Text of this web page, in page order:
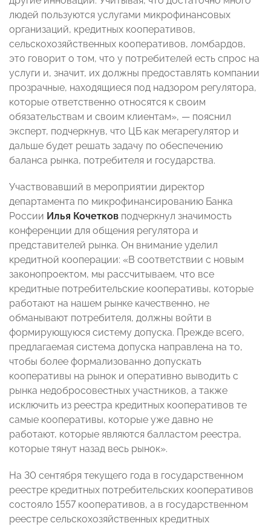
людей пользуются услугами микрофинансовых
организаций, кредитных кооперативов,
сельскохозяйственных кооперативов, ломбардов,
это говорит о том, что у потребителей есть спрос на
услуги и, значит, их должны предоставлять компании
прозрачные, находящиеся под надзором регулятора,
которые ответственно относятся к своим
обязательствам и своим клиентам», — пояснил
эксперт, подчеркнув, что ЦБ как мегарегулятор и
дальше будет решать задачу по обеспечению
баланса рынка, потребителя и государства.
Участвовавший в мероприятии директор
департамента по микрофинансированию Банка
России Илья Кочетков подчеркнул значимость
конференции для общения регулятора и
представителей рынка. Он внимание уделил
кредитной кооперации: «В соответствии с новым
законопроектом, мы рассчитываем, что все
кредитные потребительские кооперативы, которые
работают на нашем рынке качественно, не
обманывают потребителя, должны войти в
формирующуюся систему допуска. Прежде всего,
предлагаемая система допуска направлена на то,
чтобы более формализованно допускать
кооперативы на рынок и оперативно выводить с
рынка недобросовестных участников, а также
исключить из реестра кредитных кооперативов те
самые кооперативы, которые уже давно не
работают, которые являются балластом реестра,
которые тянут назад весь рынок».
На 30 сентября текущего года в государственном
реестре кредитных потребительских кооперативов
состояло 1557 кооперативов, а в государственном
реестре сельскохозяйственных кредитных